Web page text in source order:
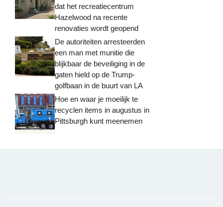
dat het recreatiecentrum
Hazelwood na recente
renovaties wordt geopend
De autoriteiten arresteerden
een man met munitie die
blijkbaar de beveiliging in de
gaten hield op de Trump-
golfbaan in de buurt van LA
Hoe en waar je moeilijk te
recyclen items in augustus in
Pittsburgh kunt meenemen